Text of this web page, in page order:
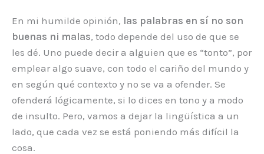
En mi humilde opinión, las palabras en sí no son
buenas ni malas, todo depende del uso de que se
les dé. Uno puede decir a alguien que es “tonto”, por
emplear algo suave, con todo el cariño del mundo y
en según qué contexto y no se va a ofender. Se
ofenderá lógicamente, si lo dices en tono y a modo
de insulto. Pero, vamos a dejar la lingüística a un
lado, que cada vez se está poniendo más difícil la
cosa.